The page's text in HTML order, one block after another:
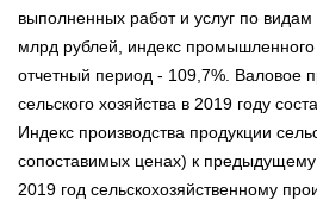
выполненных работ и услуг по видам
млрд рублей, индекс промышленного
отчетный период - 109,7%. Валовое
сельского хозяйства в 2019 году
Индекс производства продукции
сопоставимых ценах) к предыдущему
2019 год сельскохозяйственному